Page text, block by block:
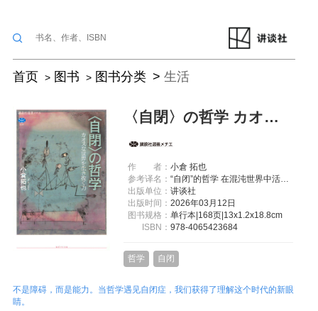
首页 图书 图书分类 生活
〈自閉〉の哲学 カオスな世界を生き抜く力
作 者：小倉 拓也
参考译名：
出版单位：讲谈社
出版时间：2026年03月12日
图书规格：单行本|168页|13x1.2x18.8cm
ISBN：978-4065423684
哲学 自闭
不是障碍，而是能力。当哲学遇见自闭症，我们获得了理解这个时代的新眼
睛。